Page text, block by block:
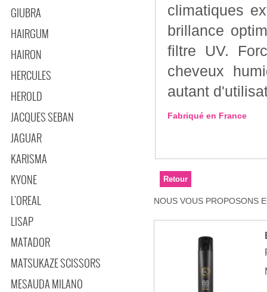
GIUBRA
HAIRGUM
HAIRON
HERCULES
HEROLD
JACQUES SEBAN
JAGUAR
KARISMA
KYONE
L'OREAL
LISAP
MATADOR
MATSUKAZE SCISSORS
MESAUDA MILANO
climatiques extrêmes. Il est aussi
brillance
filtre UV. Force 4. Mode d'emploi :
cheveux
autant
Fabriqué en France
NOUS VOUS PROPOSONS